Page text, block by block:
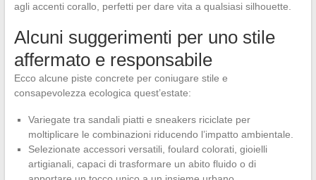
agli accenti corallo, perfetti per dare vita a qualsiasi silhouette.
Alcuni suggerimenti per uno stile
affermato e responsabile
Ecco alcune piste concrete per coniugare stile e
consapevolezza ecologica quest’estate:
Variegate tra sandali piatti e sneakers riciclate per
moltiplicare le combinazioni riducendo l’impatto ambientale.
Selezionate accessori versatili, foulard colorati, gioielli
artigianali, capaci di trasformare un abito fluido o di